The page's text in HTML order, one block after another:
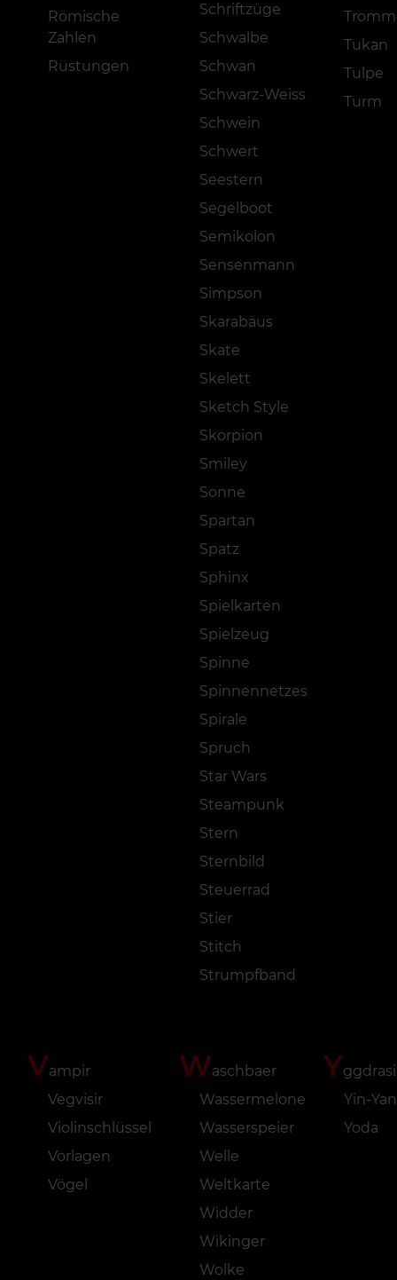
Römische
Zahlen
Rüstungen
Schriftzüge
Schwalbe
Schwan
Schwarz-Weiss
Schwein
Schwert
Seestern
Segelboot
Semikolon
Sensenmann
Simpson
Skarabäus
Skate
Skelett
Sketch Style
Skorpion
Smiley
Sonne
Spartan
Spatz
Sphinx
Spielkarten
Spielzeug
Spinne
Spinnennetzes
Spirale
Spruch
Star Wars
Steampunk
Stern
Sternbild
Steuerrad
Stier
Stitch
Strumpfband
Tukan
Tulpe
Turm
Vampir
Vegvisir
Violinschlüssel
Vorlagen
Vögel
Waschbaer
Wassermelone
Wasserspeier
Welle
Weltkarte
Widder
Wikinger
Wolke
Y
Yin-
Yoda